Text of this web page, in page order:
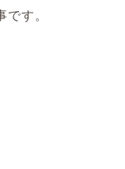
す。